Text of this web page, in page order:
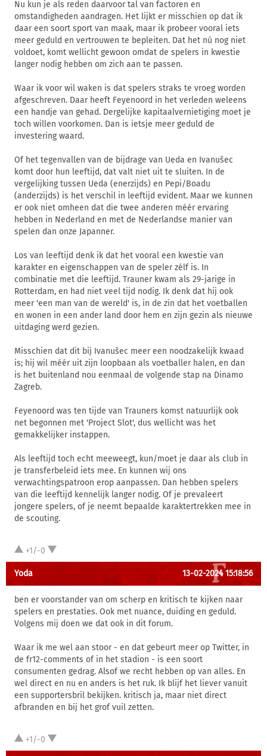
Nu kun je als reden daarvoor tal van factoren en
omstandigheden aandragen. Het lijkt er misschien op dat ik
daar een soort sport van maak, maar ik probeer vooral iets
meer geduld en vertrouwen te bepleiten. Dat het nú nog niet
voldoet, komt wellicht gewoon omdat de spelers in kwestie
langer nodig hebben om zich aan te passen.
Waar ik voor wil waken is dat spelers straks te vroeg worden
afgeschreven. Daar heeft Feyenoord in het verleden weleens
een handje van gehad. Dergelijke kapitaalvernietiging moet je
toch willen voorkomen. Dan is ietsje meer geduld de
investering waard.
Of het tegenvallen van de bijdrage van Ueda en Ivanušec
komt door hun leeftijd, dat valt niet uit te sluiten. In de
vergelijking tussen Ueda (enerzijds) en Pepi/Boadu
(anderzijds) is het verschil in leeftijd evident. Maar we kunnen
er ook niet omheen dat die twee anderen méér ervaring
hebben in Nederland en met de Nederlandse manier van
spelen dan onze Japanner.
Los van leeftijd denk ik dat het vooral een kwestie van
karakter en eigenschappen van de speler zélf is. In
combinatie met die leeftijd. Trauner kwam als 29-jarige in
Rotterdam, en had niet veel tijd nodig. Ik denk dat hij ook
meer 'een man van de wereld' is, in de zin dat het voetballen
en wonen in een ander land door hem en zijn gezin als nieuwe
uitdaging werd gezien.
Misschien dat dit bij Ivanušec meer een noodzakelijk kwaad
is; hij wil méér uit zijn loopbaan als voetballer halen, en dan
is het buitenland nou eenmaal de volgende stap na Dinamo
Zagreb.
Feyenoord was ten tijde van Trauners komst natuurlijk ook
net begonnen met 'Project Slot', dus wellicht was het
gemakkelijker instappen.
Als leeftijd toch echt meeweegt, kun/moet je daar als club in
je transferbeleid iets mee. En kunnen wij ons
verwachtingspatroon erop aanpassen. Dan hebben spelers
van die leeftijd kennelijk langer nodig. Of je prevaleert
jongere spelers, of je neemt bepaalde karaktertrekken mee in
de scouting.
+1/-0
Yoda 13-02-2024 15:18:56
ben er voorstander van om scherp en kritisch te kijken naar
spelers en prestaties. Ook met nuance, duiding en geduld.
Volgens mij doen we dat ook in dit forum.
Waar ik me wel aan stoor - en dat gebeurt meer op Twitter, in
de fr12-comments of in het stadion - is een soort
consumenten gedrag. Alsof we recht hebben op van alles. En
wel direct en nu en anders is het ruk. Ik blijf het liever vanuit
een supportersbril bekijken. kritisch ja, maar niet direct
afbranden en bij het grof vuil zetten.
+1/-0